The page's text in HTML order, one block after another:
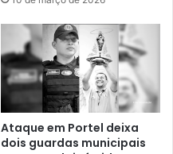
Ataque em Portel deixa
dois guardas municipais